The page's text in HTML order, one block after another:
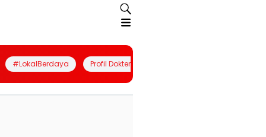
#LokalBerdaya Profil Dokter